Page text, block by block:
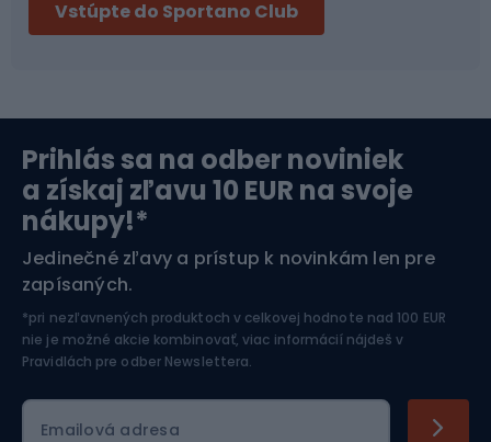
Bikepacking
Orientačný beh
Cyklistické prilby
Lyžovanie
Športová elektronika
Jazdectvo
Vstúpte do Sportano Club
Prihlás sa na odber noviniek
a získaj zľavu 10 EUR na svoje
nákupy!*
Jedinečné zľavy a prístup k novinkám len pre
zapísaných.
*pri nezľavnených produktoch v celkovej hodnote nad 100 EUR
nie je možné akcie kombinovať, viac informácií nájdeš v
Pravidlách pre odber Newslettera.
Emailová adresa